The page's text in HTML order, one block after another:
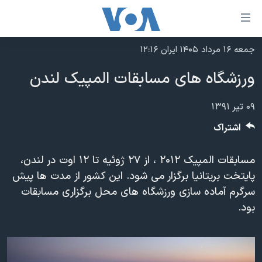
لینکهای
قابل
دسترسی
جهش
به
محتوای
اصلی
جهش
صفحه
اصلی
جهش
به
نسخه سبک وب‌سایت
موضوع ها
ایران
جهان
ورزشی
گزیده‌ها
برنامه های تلویزیونی
صفحه‌های ویژه
جام جهانی ۲۰۲۶
عملیات خشم حماسی
فرکانس‌های صدای آمریکا
پخش رادیویی
یادگیری زبان انگلیسی
جمعه ۱۶ مرداد ۱۴۰۵ ایران ۱۲:۱۶
ورزشگاه های مسابقات المپیک لندن
۰۹ تیر ۱۳۹۱
مسابقات المپیک ۲۰۱۲ ، از ۲۷ ژوئیه تا ۱۲ اوت در لندن،
پایتخت بریتانیا برگزار می شود. این کشور از مدت ها پیش
سرگرم آماده سازی ورزشگاه های محل برگزاری مسابقات
بود.
اشتراک